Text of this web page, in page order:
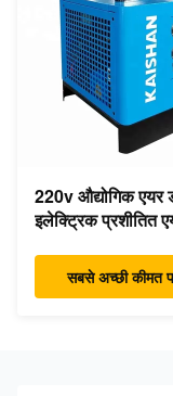
220v औद्योगिक एयर
इलेक्ट्रिक प्रशीतित
सबसे अच्छी कीमत